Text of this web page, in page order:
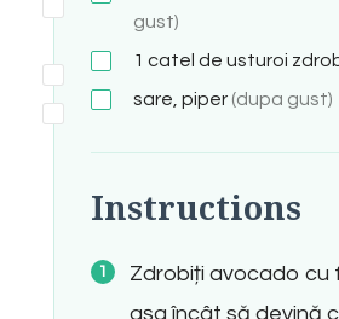
gust)
1 catel de usturoi
sare, piper (dupa gust)
Instructions
Zdrobiți avocado cu
așa încât să devină